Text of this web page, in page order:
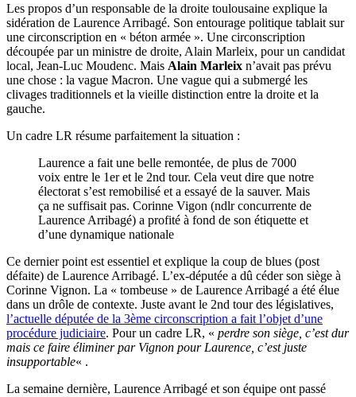
Les propos d’un responsable de la droite toulousaine explique la
sidération de Laurence Arribagé. Son entourage politique tablait sur
une circonscription en « béton armée ». Une circonscription
découpée par un ministre de droite, Alain Marleix, pour un candidat
local, Jean-Luc Moudenc. Mais Alain Marleix n’avait pas prévu
une chose : la vague Macron. Une vague qui a submergé les
clivages traditionnels et la vieille distinction entre la droite et la
gauche.
Un cadre LR résume parfaitement la situation :
Laurence a fait une belle remontée, de plus de 7000
voix entre le 1er et le 2nd tour. Cela veut dire que notre
électorat s’est remobilisé et a essayé de la sauver. Mais
ça ne suffisait pas. Corinne Vigon (ndlr concurrente de
Laurence Arribagé) a profité à fond de son étiquette et
d’une dynamique nationale
Ce dernier point est essentiel et explique la coup de blues (post
défaite) de Laurence Arribagé. L’ex-députée a dû céder son siège à
Corinne Vignon. La « tombeuse » de Laurence Arribagé a été élue
dans un drôle de contexte. Juste avant le 2nd tour des législatives,
l’actuelle députée de la 3ème circonscription a fait l’objet d’une
procédure judiciaire. Pour un cadre LR, « perdre son siège, c’est dur
mais ce faire éliminer par Vignon pour Laurence, c’est juste
insupportable« .
La semaine dernière, Laurence Arribagé et son équipe ont passé